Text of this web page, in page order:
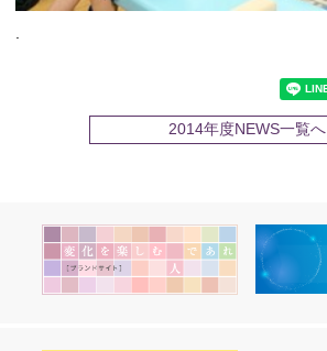
.
2014年度NEWS一覧へ